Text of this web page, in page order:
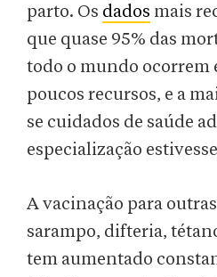
parto. Os dados mais
que quase 95% das
todo o mundo ocorrem
poucos recursos, e a
se cuidados de saúde
especialização
A vacinação para
sarampo, difteria,
tem aumentado